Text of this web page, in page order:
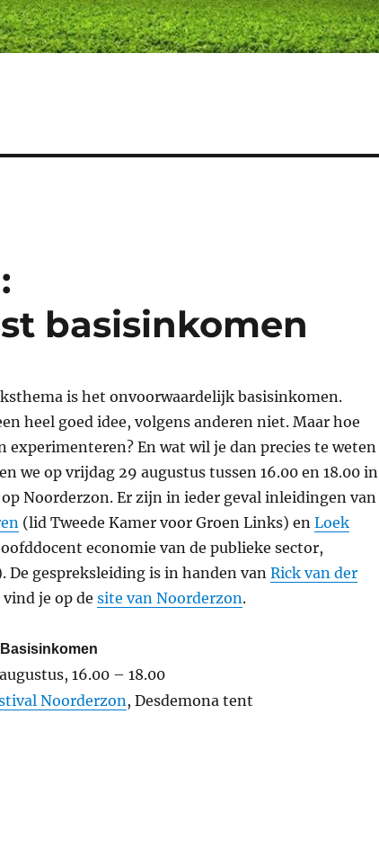
basisinkomen
is het onvoorwaardelijk basisinkomen.
heel goed idee, volgens anderen niet. Maar hoe
experimenteren? En wat wil je dan precies te weten
we op vrijdag 29 augustus tussen 16.00 en 18.00 in
Noorderzon. Er zijn in ieder geval inleidingen van
(lid Tweede Kamer voor Groen Links) en Loek
economie van de publieke sector,
gespreksleiding is in handen van Rick van der
je op de site van Noorderzon.
16.00 – 18.00
Noorderzon, Desdemona tent